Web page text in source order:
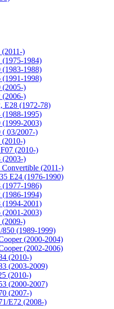
)
1984)
1988)
1998)
)
)
E28 (1972-78)
1995)
2003)
03/2007-)
)
(2010-)
)
(2011-)
E24 (1976-1990)
1986)
1994)
2001)
2003)
)
(1989-1999)
(2000-2004)
(2002-2006)
(2010-)
(2003-2009)
(2010-)
(2000-2007)
(2007-)
E72 (2008-)